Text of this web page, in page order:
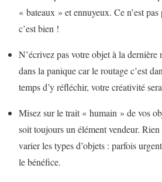
« bateaux » et ennuyeux. Ce n’est
c’est bien !
N’écrivez pas votre objet à la
dans la panique car le routage c’est
temps d’y réfléchir, votre créativité
Misez sur le trait « humain » de vos
soit toujours un élément vendeur.
varier les types d’objets : parfois
le bénéfice.